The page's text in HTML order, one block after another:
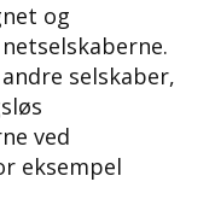
og
selskaber,
ved
eksempel